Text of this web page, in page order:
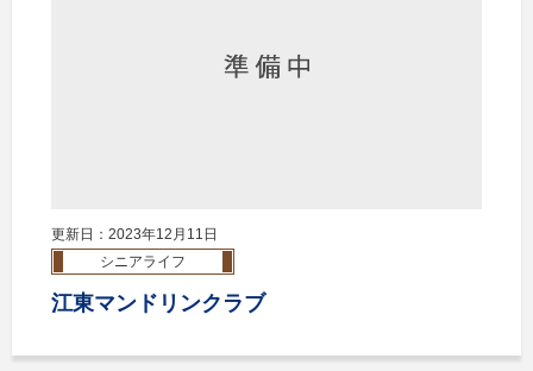
更新日：2023年12月11日
シニアライフ
江東マンドリンクラブ